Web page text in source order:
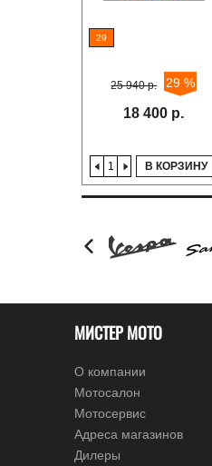
29
25 940 р. 29 %
18 400 р.
В КОРЗИНУ
МИСТЕР МОТО
О компании
Мотосалон
Мотосервис
Адреса магазинов
Дилеры